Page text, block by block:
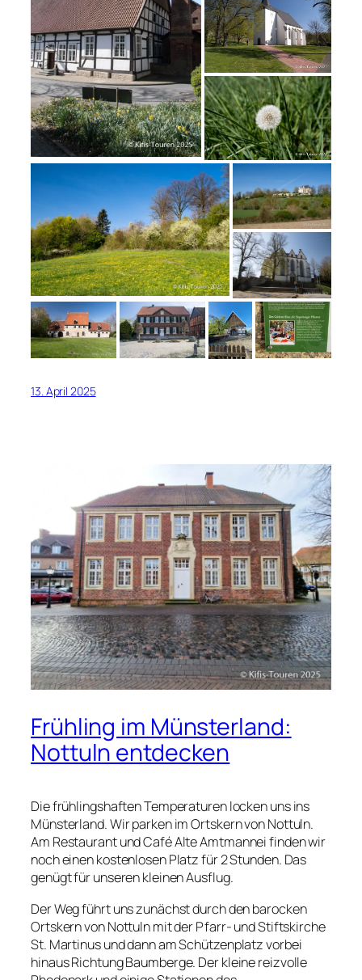
13. April 2025
Frühling im Münsterland:
Nottuln entdecken
Die frühlingshaften Temperaturen locken uns ins
Münsterland. Wir parken im Ortskern von Nottuln.
Am Restaurant und Café Alte Amtmannei finden wir
noch einen kostenlosen Platz für 2 Stunden. Das
genügt für unseren kleinen Ausflug.
Der Weg führt uns zunächst durch den barocken
Ortskern von Nottuln mit der Pfarr- und Stiftskirche
St. Martinus und dann am Schützenplatz vorbei
hinaus Richtung Baumberge. Der kleine reizvolle